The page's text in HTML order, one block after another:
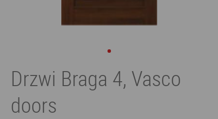
Drzwi Braga 4, Vasco
doors